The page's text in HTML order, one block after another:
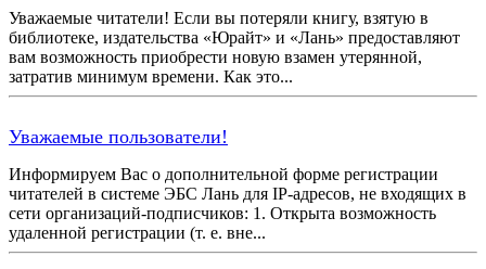
Уважаемые читатели! Если вы потеряли книгу, взятую в
библиотеке, издательства «Юрайт» и «Лань» предоставляют
вам возможность приобрести новую взамен утерянной,
затратив минимум времени. Как это...
Уважаемые пользователи!
Информируем Вас о дополнительной форме регистрации
читателей в системе ЭБС Лань для IP-адресов, не входящих в
сети организаций-подписчиков: 1. Открыта возможность
удаленной регистрации (т. е. вне...